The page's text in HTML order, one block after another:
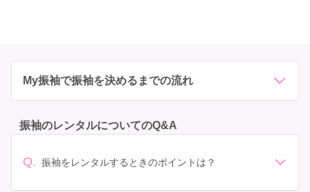
My振袖で振袖を決めるまでの流れ
振袖のレンタルについてのQ&A
Q. 振袖をレンタルするときのポイントは？